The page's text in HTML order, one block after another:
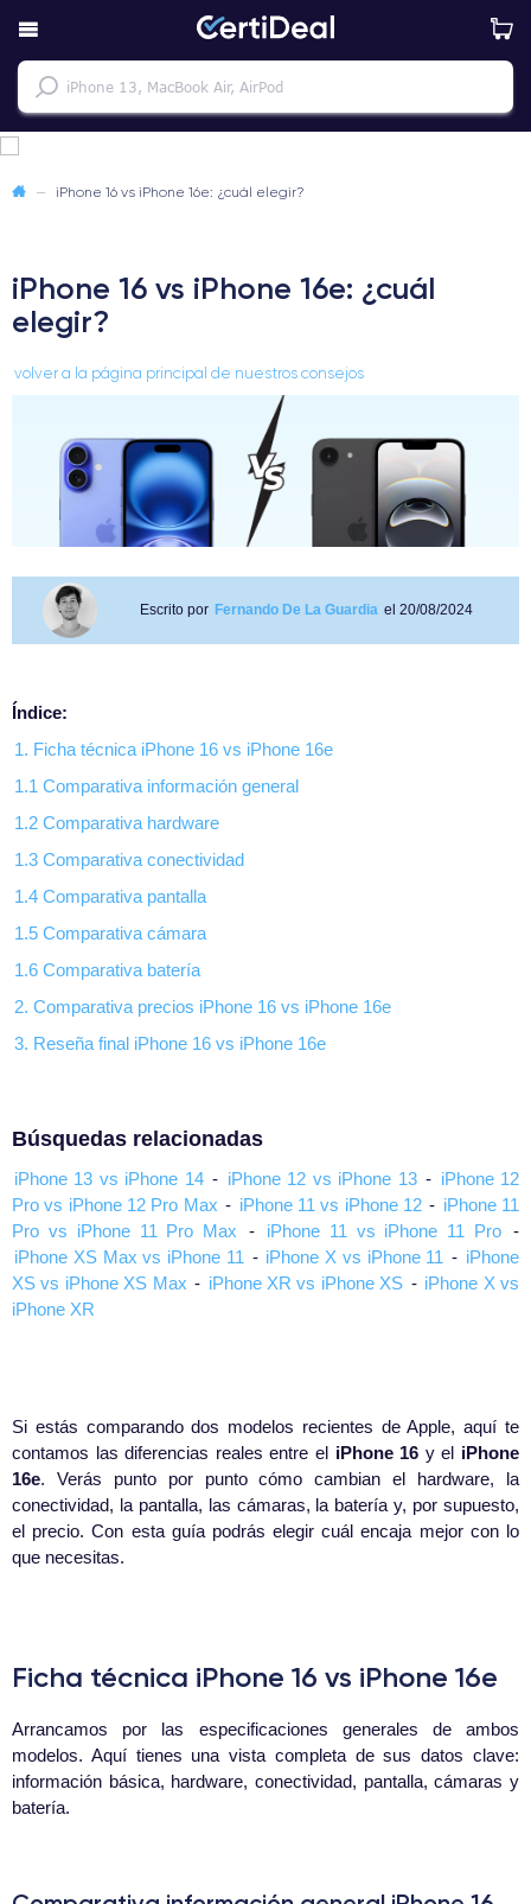
— iPhone 16 vs iPhone 16e: ¿cuál elegir?
iPhone 16 vs iPhone 16e: ¿cuál
elegir?
volver a la página principal de nuestros consejos
Escrito por Fernando De La Guardia el 20/08/2024
Índice:
1. Ficha técnica iPhone 16 vs iPhone 16e
1.1 Comparativa información general
1.2 Comparativa hardware
1.3 Comparativa conectividad
1.4 Comparativa pantalla
1.5 Comparativa cámara
1.6 Comparativa batería
2. Comparativa precios iPhone 16 vs iPhone 16e
3. Reseña final iPhone 16 vs iPhone 16e
Búsquedas relacionadas
iPhone 13 vs iPhone 14 - iPhone 12 vs iPhone 13 - iPhone 12
Pro vs iPhone 12 Pro Max - iPhone 11 vs iPhone 12 - iPhone 11
Pro vs iPhone 11 Pro Max
- iPhone 11 vs iPhone 11 Pro -
iPhone XS Max vs iPhone 11 - iPhone X vs iPhone 11 - iPhone
XS vs iPhone XS Max - iPhone XR vs iPhone XS - iPhone X vs
iPhone XR
Si estás comparando dos modelos recientes de Apple, aquí te
contamos las diferencias reales entre el iPhone 16 y el iPhone
16e. Verás punto por punto cómo cambian el hardware, la
conectividad, la pantalla, las cámaras, la batería y, por supuesto,
el precio. Con esta guía podrás elegir cuál encaja mejor con lo
que necesitas.
Ficha técnica iPhone 16 vs iPhone 16e
Arrancamos por las especificaciones generales de ambos
modelos. Aquí tienes una vista completa de sus datos clave:
información básica, hardware, conectividad, pantalla, cámaras y
batería.